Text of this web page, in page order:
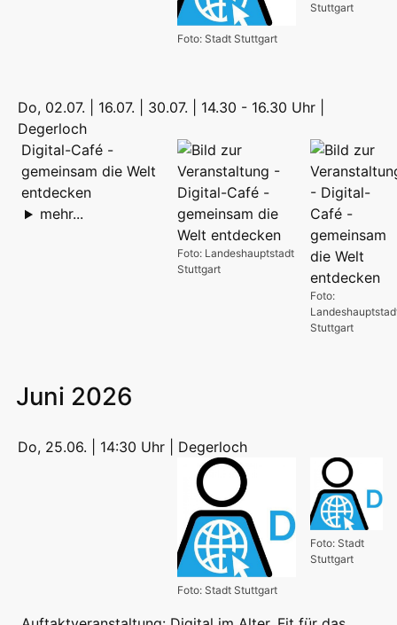
Stuttgart
Foto: Stadt Stuttgart
Do, 02.07. | 16.07. | 30.07. | 14.30 - 16.30 Uhr |
Degerloch
Foto:
Stuttgart
Foto: Landeshauptstadt
Stuttgart
Digital-Café -
gemeinsam die Welt
entdecken
mehr...
Juni 2026
Do, 25.06. | 14:30 Uhr | Degerloch
Foto: Stadt
Stuttgart
Foto: Stadt Stuttgart